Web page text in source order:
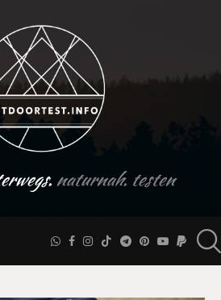
naturnah. testen